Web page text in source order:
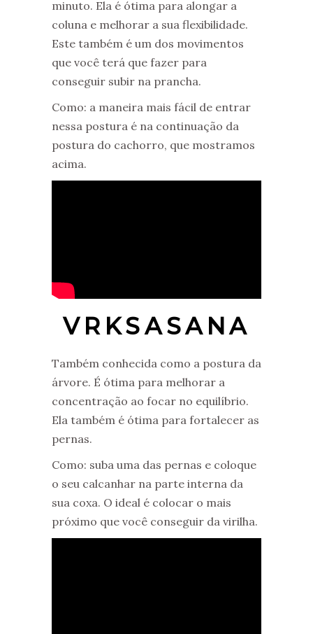
minuto. Ela é ótima para alongar a
coluna e melhorar a sua flexibilidade.
Este também é um dos movimentos
que você terá que fazer para
conseguir subir na prancha.
Como: a maneira mais fácil de entrar
nessa postura é na continuação da
postura do cachorro, que mostramos
acima.
VRKSASANA
Também conhecida como a postura da
árvore. É ótima para melhorar a
concentração ao focar no equilíbrio.
Ela também é ótima para fortalecer as
pernas.
Como: suba uma das pernas e coloque
o seu calcanhar na parte interna da
sua coxa. O ideal é colocar o mais
próximo que você conseguir da virilha.